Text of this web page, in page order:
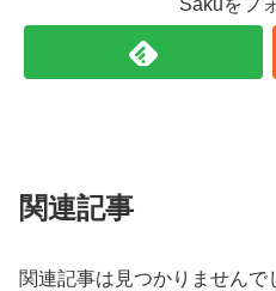
Sakuをフ
関連記事
関連記事は見つかりませんで